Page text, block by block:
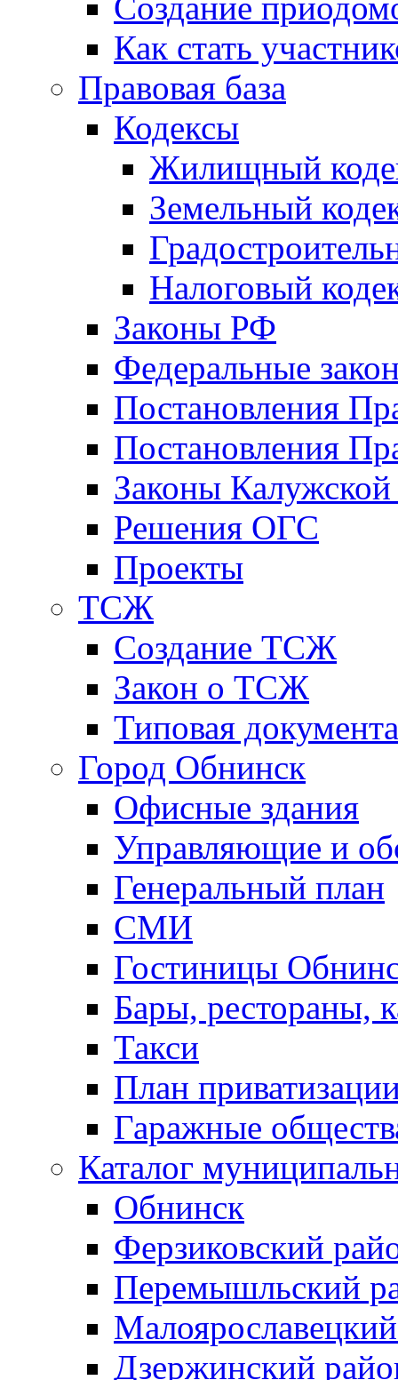
Как стать
Правовая база
Кодексы
Жилищный
Земельный
Налоговый
Законы РФ
Федеральные
Постановления
Постановления
Законы Калужской
Решения ОГС
Проекты
ТСЖ
Создание ТСЖ
Закон о ТСЖ
Типовая
Город Обнинск
Офисные здания
Управляющие и
Генеральный план
СМИ
Гостиницы
Бары, рестораны,
Такси
План
Гаражные
Каталог
Обнинск
Ферзиковский
Перемышльский
Дзержинский